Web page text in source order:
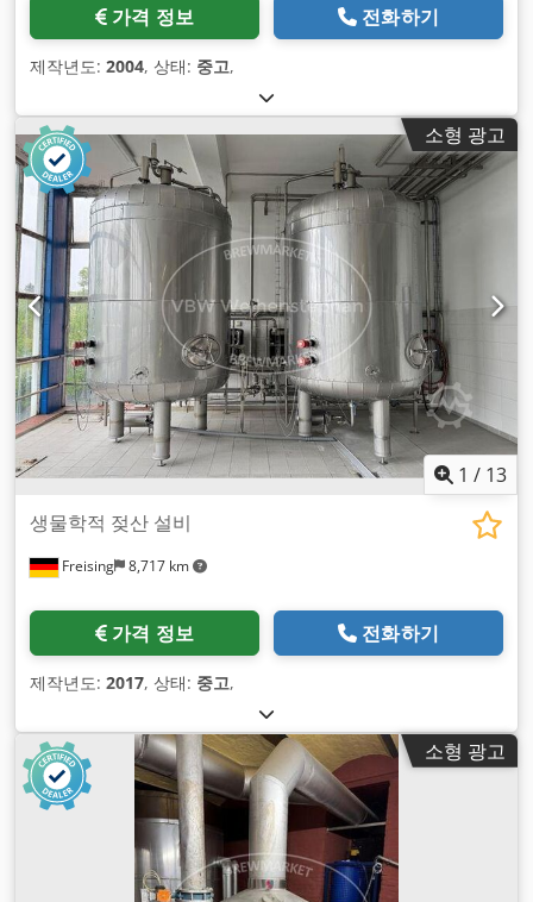
가격 정보 전화하기
제작년도: 2004, 상태: 중고,
소형 광고
1 / 13
Freising 8,717 km
생물학적 젖산 설비
가격 정보 전화하기
제작년도: 2017, 상태: 중고,
소형 광고